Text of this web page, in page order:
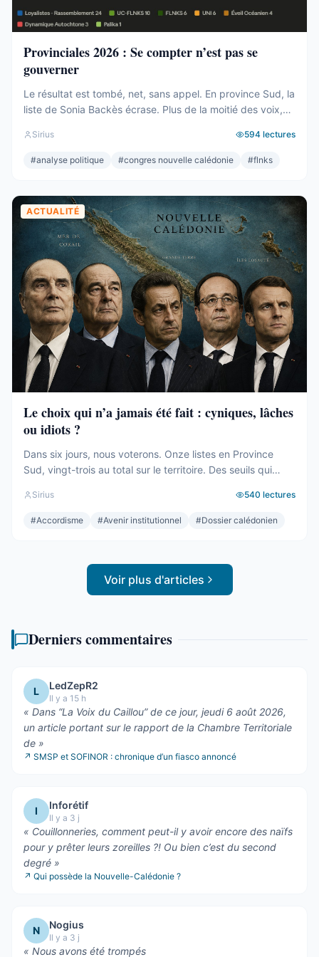
Provinciales 2026 : Se compter n’est pas se
gouverner
Le résultat est tombé, net, sans appel. En province Sud, la
liste de Sonia Backès écrase. Plus de la moitié des voix,
pulvérisée, le centre rayé de la carte. On parlera de raz-
de-marée, et le mot, pour une fois, ne sera pas exagéré.
Sirius 594 lectures
#analyse politique #congres nouvelle calédonie #flnks
ACTUALITÉ
Le choix qui n’a jamais été fait : cyniques, lâches
ou idiots ?
Dans six jours, nous voterons. Onze listes en Province
Sud, vingt-trois au total sur le territoire. Des seuils qui
le soir même, dans les couloirs, loin des électeurs. Tout
cela compte. Tout cela a été décrit ici, semaine après
Sirius 540 lectures
#Accordisme #Avenir institutionnel #Dossier calédonien
Voir plus d'articles
Derniers commentaires
L LedZepR2
Il y a 15 h
« Dans “La Voix du Caillou” de ce jour, jeudi 6 août 2026,
un article portant sur le rapport de la Chambre Territoriale
de »
↗ SMSP et SOFINOR : chronique d’un fiasco annoncé
I Inforétif
Il y a 3 j
« Couillonneries, comment peut-il y avoir encore des naïfs
pour y prêter leurs zoreilles ?! Ou bien c’est du second
degré »
↗ Qui possède la Nouvelle-Calédonie ?
N Nogius
Il y a 3 j
« Nous avons été trompés